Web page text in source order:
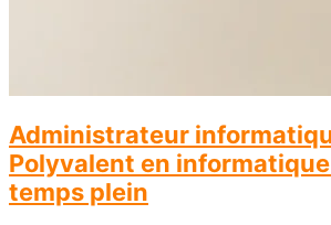
Administrateur
Polyvalent en
temps plein